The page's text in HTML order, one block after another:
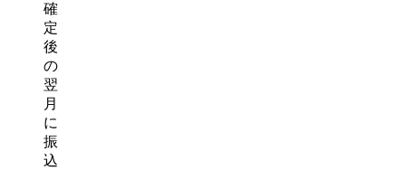
確
定
後
の
翌
月
に
振
込